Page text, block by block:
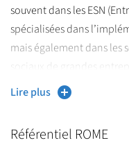
souvent dans les ESN
spécialisées dans
mais également dans les
sociaux de grandes
quelques années
domaine ou exercent en
Les diplômés du parcours
Lire plus
Référentiel ROME